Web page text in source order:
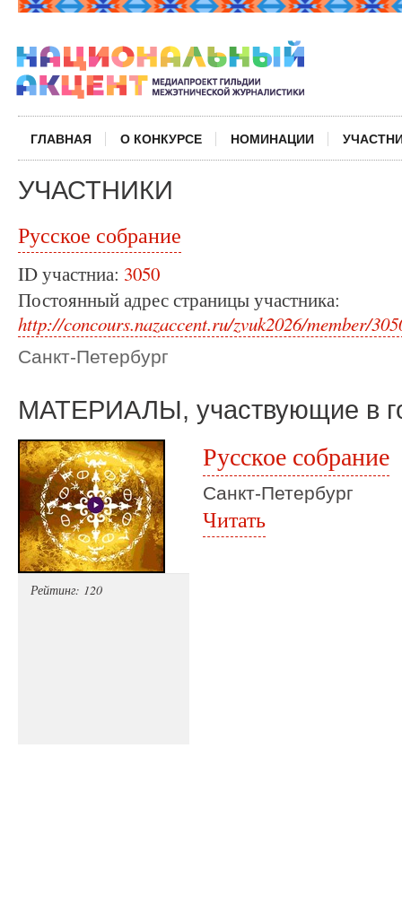
ГЛАВНАЯ О КОНКУРСЕ НОМИНАЦИИ
УЧАСТНИКИ
Русское собрание
ID участниа: 3050
Постоянный адрес страницы участника:
http://concours.nazaccent.ru/zvuk2026/member/
Санкт-Петербург
МАТЕРИАЛЫ, участвующие в
Рейтинг: 120
Русское собрание
Санкт-Петербург
Читать